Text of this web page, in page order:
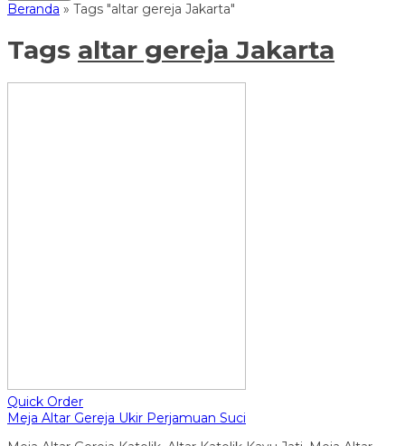
Beranda » Tags "altar gereja Jakarta"
Tags altar gereja Jakarta
Quick Order
Meja Altar Gereja Ukir Perjamuan Suci